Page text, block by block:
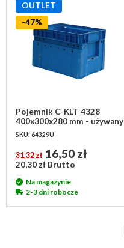
OUTLET
-47%
Pojemnik C-KLT 4328
400x300x280 mm - używany
SKU: 64329U
31,32 zł 16,50 zł
20,30 zł Brutto
Na magazynie
2-3 dni robocze